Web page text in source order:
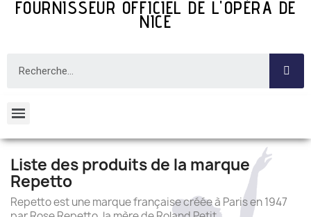
FOURNISSEUR OFFICIEL DE L'OPÉRA DE
NICE
Liste des produits de la marque
Repetto
Repetto est une marque française créée à Paris en 1947